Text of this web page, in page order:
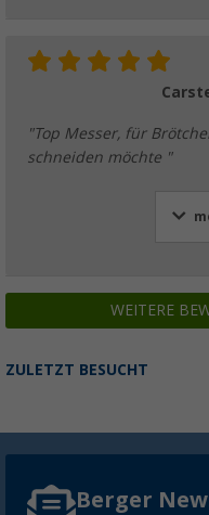
"Top Messer, für
schneiden möchte "
WEITERE
ZULETZT BESUCHT
Berger